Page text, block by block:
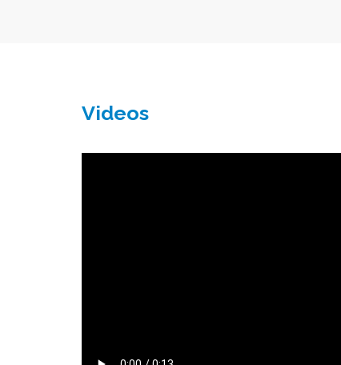
Videos